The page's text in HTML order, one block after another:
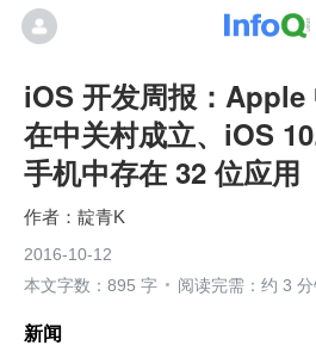
iOS 开发周报：Apple
在中关村成立、iOS
手机中存在 32 位应用
靛青K
2016-10-12
本文字数：895 字
阅读完需：约 3 分
新闻